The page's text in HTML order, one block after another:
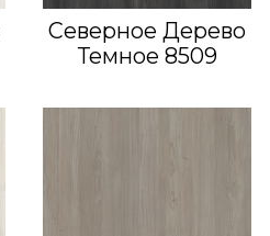
Северное Дерево
Темное 8509